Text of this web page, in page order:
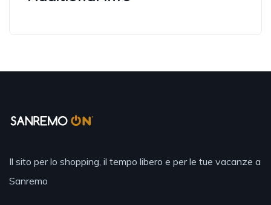
Il sito per lo shopping, il tempo libero e per le tue vacanze a
Sanremo